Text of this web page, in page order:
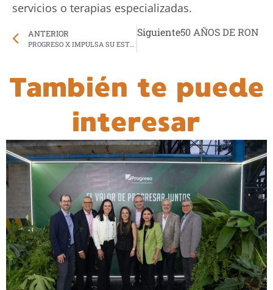
servicios o terapias especializadas.
ANTERIOR Siguiente50 AÑOS DE RON
También te puede
interesar